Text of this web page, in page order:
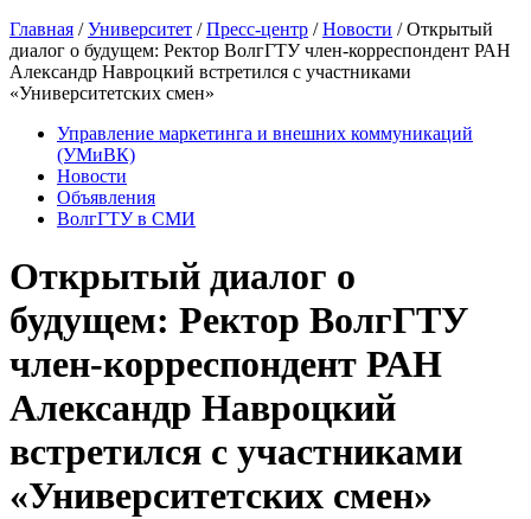
Главная /Университет /Пресс-центр /Новости / Открытый
диалог о будущем: Ректор ВолгГТУ член-корреспондент РАН
Александр Навроцкий встретился с участниками
«Университетских смен»
Управление маркетинга и внешних коммуникаций
(УМиВК)
Новости
Объявления
ВолгГТУ в СМИ
Открытый диалог о
будущем: Ректор ВолгГТУ
член-корреспондент РАН
Александр Навроцкий
встретился с участниками
«Университетских смен»